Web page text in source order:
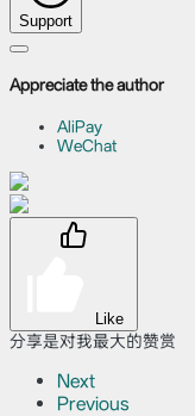
Support
Appreciate the author
AliPay
WeChat
Like
分享是对我最大的赞赏
Next
Previous